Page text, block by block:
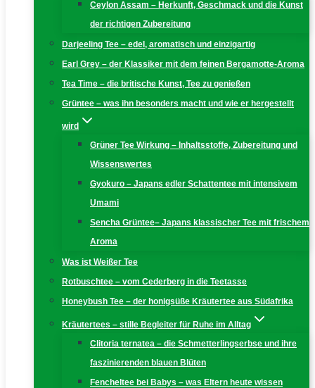
Ceylon Assam – Herkunft, Geschmack und die Kunst
der richtigen Zubereitung
Darjeeling Tee – edel, aromatisch und einzigartig
Earl Grey – der Klassiker mit dem feinen Bergamotte-Aroma
Tea Time – die britische Kunst, Tee zu genießen
Grüntee – was ihn besonders macht und wie er hergestellt
wird
Grüner Tee Wirkung – Inhaltsstoffe, Zubereitung und
Wissenswertes
Gyokuro – Japans edler Schattentee mit intensivem
Umami
Sencha Grüntee– Japans klassischer Tee mit frischem
Aroma
Was ist Weißer Tee
Rotbuschtee – vom Cederberg in die Teetasse
Honeybush Tee – der honigsüße Kräutertee aus Südafrika
Kräutertees – stille Begleiter für Ruhe im Alltag
Clitoria ternatea – die Schmetterlingserbse und ihre
faszinierenden blauen Blüten
Fencheltee bei Babys – was Eltern heute wissen